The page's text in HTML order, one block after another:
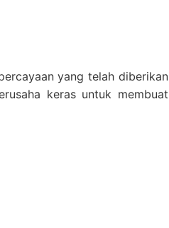
yang telah diberikan
keras untuk membuat